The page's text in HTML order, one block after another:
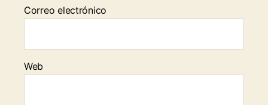
Correo electrónico
Web